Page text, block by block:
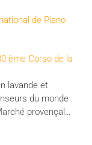
de Piano
ème Corso de la
lavande et
du monde
provençal…